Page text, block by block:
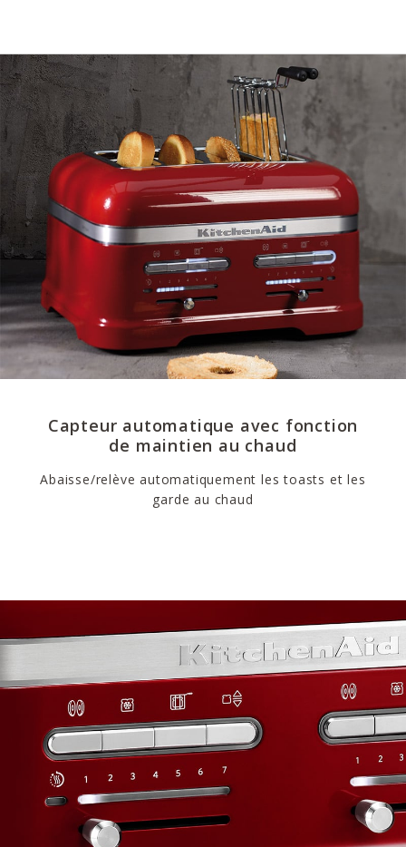
Capteur automatique avec fonction
de maintien au chaud
Abaisse/relève automatiquement les toasts et les
garde au chaud